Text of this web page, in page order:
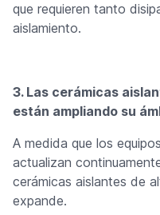
que requieren tanto
aislamiento.
3. Las cerámicas
están ampliando su
A medida que los
actualizan
cerámicas aislantes de
expande.